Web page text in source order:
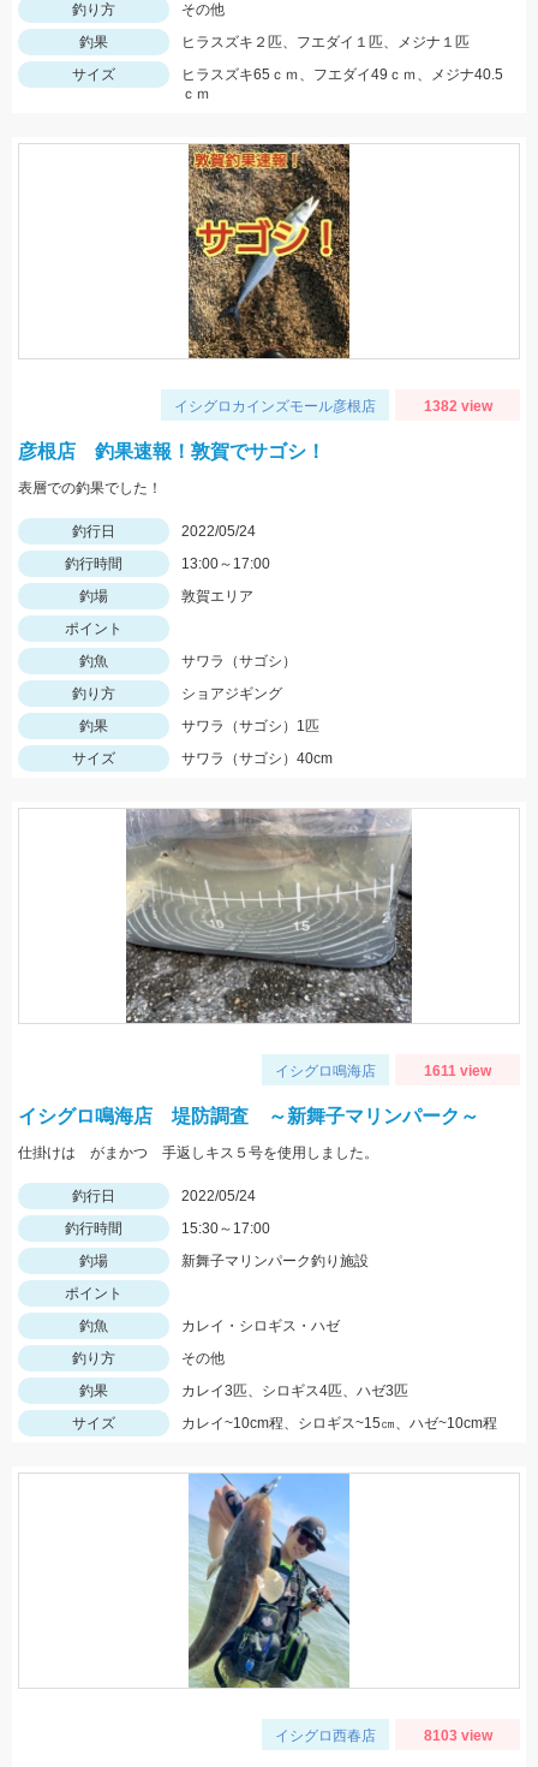
釣り方
その他
釣果
ヒラスズキ２匹、フエダイ１匹、メジナ１匹
サイズ
ヒラスズキ65ｃｍ、フエダイ49ｃｍ、メジナ40.5
ｃｍ
イシグロカインズモール彦根店 1382 view
彦根店 釣果速報！敦賀でサゴシ！
表層での釣果でした！
釣行日
2022/05/24
釣行時間
13:00～17:00
釣場
敦賀エリア
ポイント
釣魚
サワラ（サゴシ）
釣り方
ショアジギング
釣果
サワラ（サゴシ）1匹
サイズ
サワラ（サゴシ）40cm
イシグロ鳴海店 1611 view
イシグロ鳴海店 堤防調査 ～新舞子マリンパーク～
仕掛けは がまかつ 手返しキス５号を使用しました。
釣行日
2022/05/24
釣行時間
15:30～17:00
釣場
新舞子マリンパーク釣り施設
ポイント
釣魚
カレイ・シロギス・ハゼ
釣り方
その他
釣果
カレイ3匹、シロギス4匹、ハゼ3匹
サイズ
カレイ~10cm程、シロギス~15㎝、ハゼ~10cm程
イシグロ西春店 8103 view